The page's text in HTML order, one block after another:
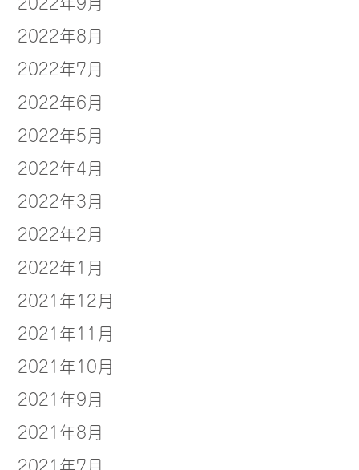
2022年8月
2022年7月
2022年6月
2022年5月
2022年4月
2022年3月
2022年2月
2022年1月
2021年12月
2021年11月
2021年10月
2021年9月
2021年8月
2021年7月